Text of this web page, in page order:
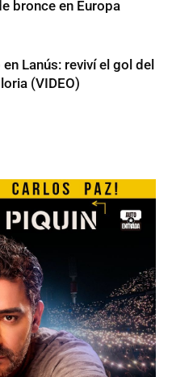
bronce en Europa
Lanús: reviví el gol del
(VIDEO)